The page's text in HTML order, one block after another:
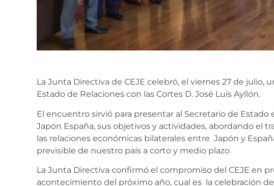
La Junta Directiva de CEJE celebró, el viernes 27 de julio,
Estado de Relaciones con las Cortes D. José Luís Ayllón.
El encuentro sirvió para presentar al Secretario de Estado
Japón España, sus objetivos y actividades, abordando el
las relaciones económicas bilaterales entre Japón y
previsible de nuestro país a corto y medio plazo
La Junta Directiva confirmó el compromiso del CEJE en
acontecimiento del próximo año, cual es la celebración